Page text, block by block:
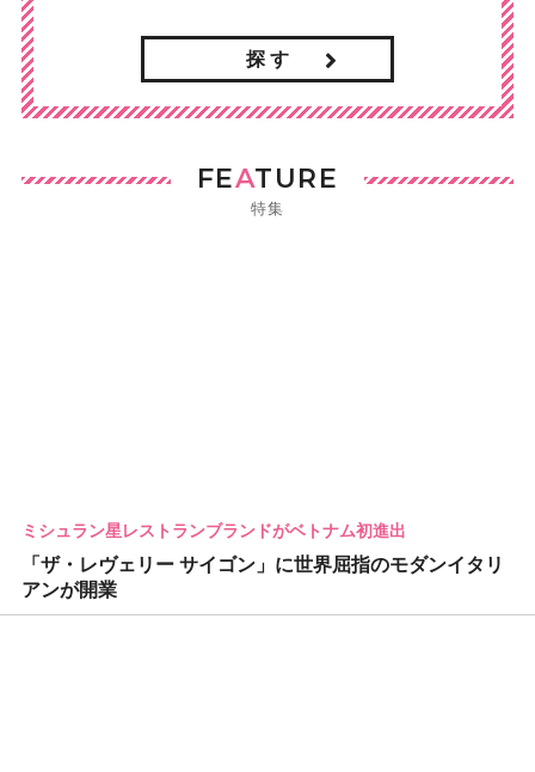
探 す
FEATURE
特集
ミシュラン星レストランブランドがベトナム初進出
「ザ・レヴェリー サイゴン」に世界屈指のモダンイタリ
アンが開業